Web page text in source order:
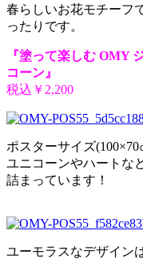
春らしいお花モチーフ
ったりです。
『塗って楽しむ OMY
コーン』
税込￥2,200
ポスターサイズ
ユニコーンやハートな
詰まっています！
ユーモラスなデザイン